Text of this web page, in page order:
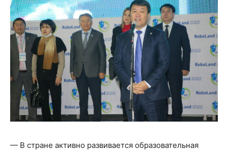
— В стране активно развивается образовательная